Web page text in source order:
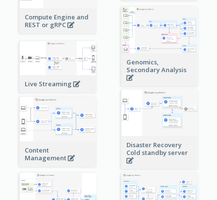
Compute Engine and
REST or gRPC
Genomics,
Secondary Analysis
Live Streaming
Disaster Recovery
Cold standby server
Content
Management